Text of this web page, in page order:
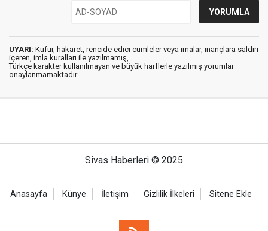
UYARI: Küfür, hakaret, rencide edici cümleler veya imalar, inançlara saldırı
içeren, imla kuralları ile yazılmamış,
Türkçe karakter kullanılmayan ve büyük harflerle yazılmış yorumlar
onaylanmamaktadır.
Sivas Haberleri © 2025
Anasayfa Künye İletişim Gizlilik İlkeleri Sitene Ekle